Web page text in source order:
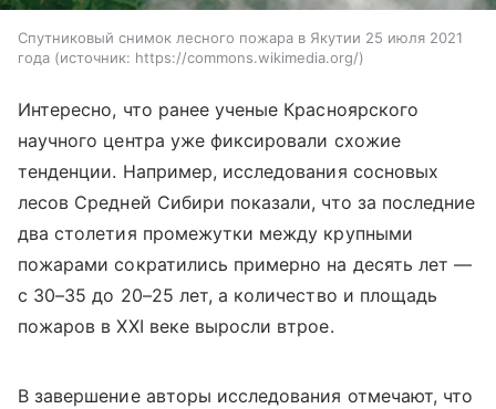
Спутниковый снимок лесного пожара в Якутии 25 июля 2021
года
источник: https://commons.wikimedia.org/
Интересно, что ранее ученые Красноярского
научного центра уже фиксировали схожие
тенденции. Например, исследования сосновых
лесов Средней Сибири показали, что за последние
два столетия промежутки между крупными
пожарами сократились примерно на десять лет —
с 30–35 до 20–25 лет, а количество и площадь
пожаров в XXI веке выросли втрое.
В завершение авторы исследования отмечают, что